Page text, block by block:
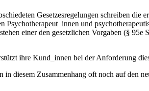
Gesetzesregelungen schreiben die
Psychotherapeut_innen und
einer den gesetzlichen Vorgaben (§
ihre Kund_innen bei der Anforderung
in diesem Zusammenhang oft noch auf den